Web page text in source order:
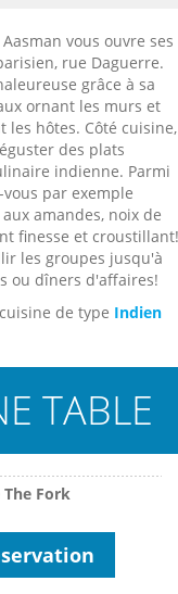
vous ouvre ses
rue Daguerre.
grâce à sa
ornant les murs et
les hôtes. Côté cuisine,
des plats
indienne. Parmi
par exemple
amandes, noix de
finesse et croustillant!
les groupes jusqu'à
ou dîners d'affaires!
de type Indien
TABLE
Fork